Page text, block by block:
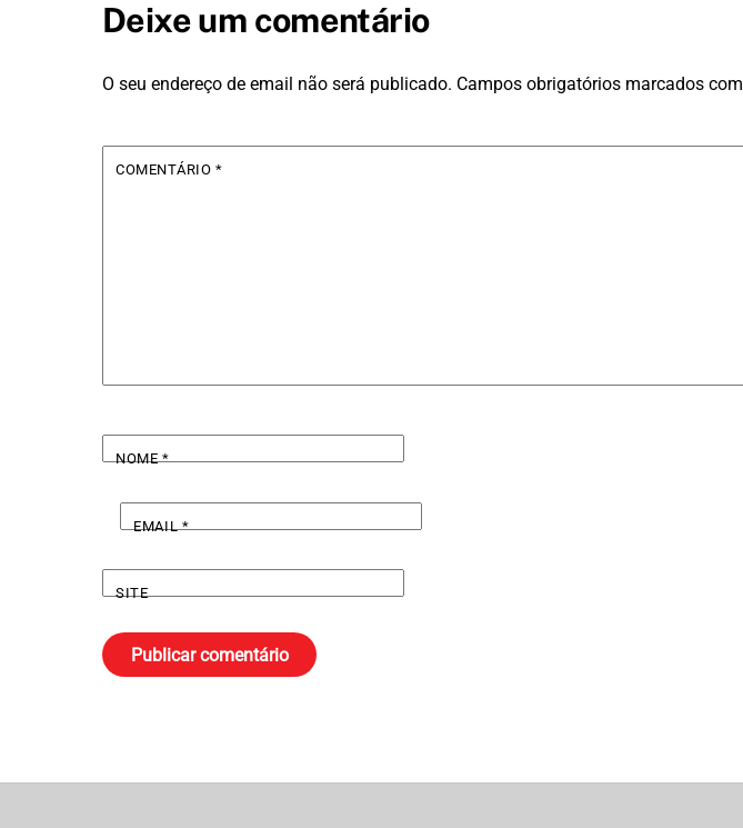
Deixe um comentário
O seu endereço de email não será publicado. Campos obrigatórios marcados com
COMENTÁRIO *
NOME*
EMAIL*
SITE